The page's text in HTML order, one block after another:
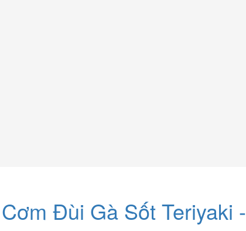
Đùi Gà Sốt Teriyaki -